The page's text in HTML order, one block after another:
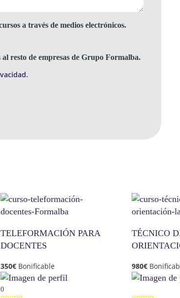
a través de medios electrónicos.
resto de empresas de Grupo Formalba.
TELEFORMACIÓN PARA
DOCENTES
350€ Bonificable
0
TÉCNICO
980€